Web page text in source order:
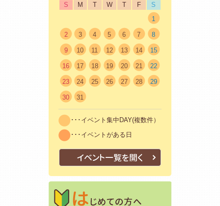
S
M T W T F
S
1
2 3 4 5 6 7 8
9 10 11 12 13 14 15
16 17 18 19 20 21 22
23 24 25 26 27 28 29
30 31
･･･イベント集中DAY(複数件）
･･･イベントがある日
イベント一覧を開く
はじめての方